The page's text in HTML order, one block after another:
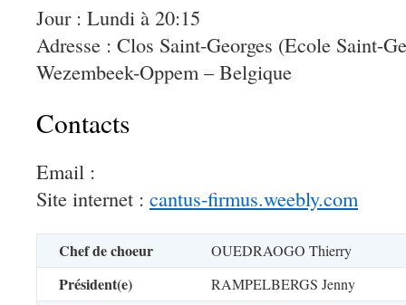
Jour : Lundi à 20:15
Adresse : Clos Saint-Georges (Ecole Saint-
Wezembeek-Oppem – Belgique
Contacts
Email :
Site internet : cantus-firmus.weebly.com
Chef de choeur OUEDRAOGO Thierry
Président(e) RAMPELBERGS Jenny